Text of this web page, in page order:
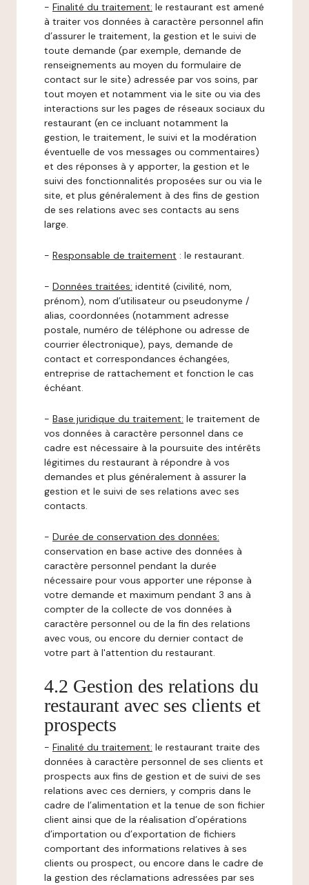
- Finalité du traitement: le restaurant est amené
à traiter vos données à caractère personnel afin
d’assurer le traitement, la gestion et le suivi de
toute demande (par exemple, demande de
renseignements au moyen du formulaire de
contact sur le site) adressée par vos soins, par
tout moyen et notamment via le site ou via des
interactions sur les pages de réseaux sociaux du
restaurant (en ce incluant notamment la
gestion, le traitement, le suivi et la modération
éventuelle de vos messages ou commentaires)
et des réponses à y apporter, la gestion et le
suivi des fonctionnalités proposées sur ou via le
site, et plus généralement à des fins de gestion
de ses relations avec ses contacts au sens
large.
- Responsable de traitement : le restaurant.
- Données traitées: identité (civilité, nom,
prénom), nom d’utilisateur ou pseudonyme /
alias, coordonnées (notamment adresse
postale, numéro de téléphone ou adresse de
courrier électronique), pays, demande de
contact et correspondances échangées,
entreprise de rattachement et fonction le cas
échéant.
- Base juridique du traitement: le traitement de
vos données à caractère personnel dans ce
cadre est nécessaire à la poursuite des intérêts
légitimes du restaurant à répondre à vos
demandes et plus généralement à assurer la
gestion et le suivi de ses relations avec ses
contacts.
- Durée de conservation des données:
conservation en base active des données à
caractère personnel pendant la durée
nécessaire pour vous apporter une réponse à
votre demande et maximum pendant 3 ans à
compter de la collecte de vos données à
caractère personnel ou de la fin des relations
avec vous, ou encore du dernier contact de
votre part à l'attention du restaurant.
4.2 Gestion des relations du
restaurant avec ses clients et
prospects
- Finalité du traitement: le restaurant traite des
données à caractère personnel de ses clients et
prospects aux fins de gestion et de suivi de ses
relations avec ces derniers, y compris dans le
cadre de l’alimentation et la tenue de son fichier
client ainsi que de la réalisation d’opérations
d’importation ou d’exportation de fichiers
comportant des informations relatives à ses
clients ou prospect, ou encore dans le cadre de
la gestion des réclamations adressées par ses